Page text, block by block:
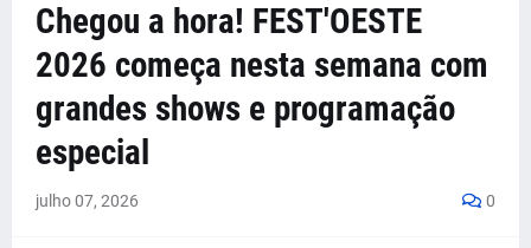
Chegou a hora! FEST'OESTE
2026 começa nesta semana com
grandes shows e programação
especial
julho 07, 2026 0